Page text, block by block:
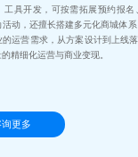
工具开发，可按需拓展预约报
动，还擅长搭建多元化商城体
的运营需求，从方案设计到上线
精细化运营与商业变现。
更多